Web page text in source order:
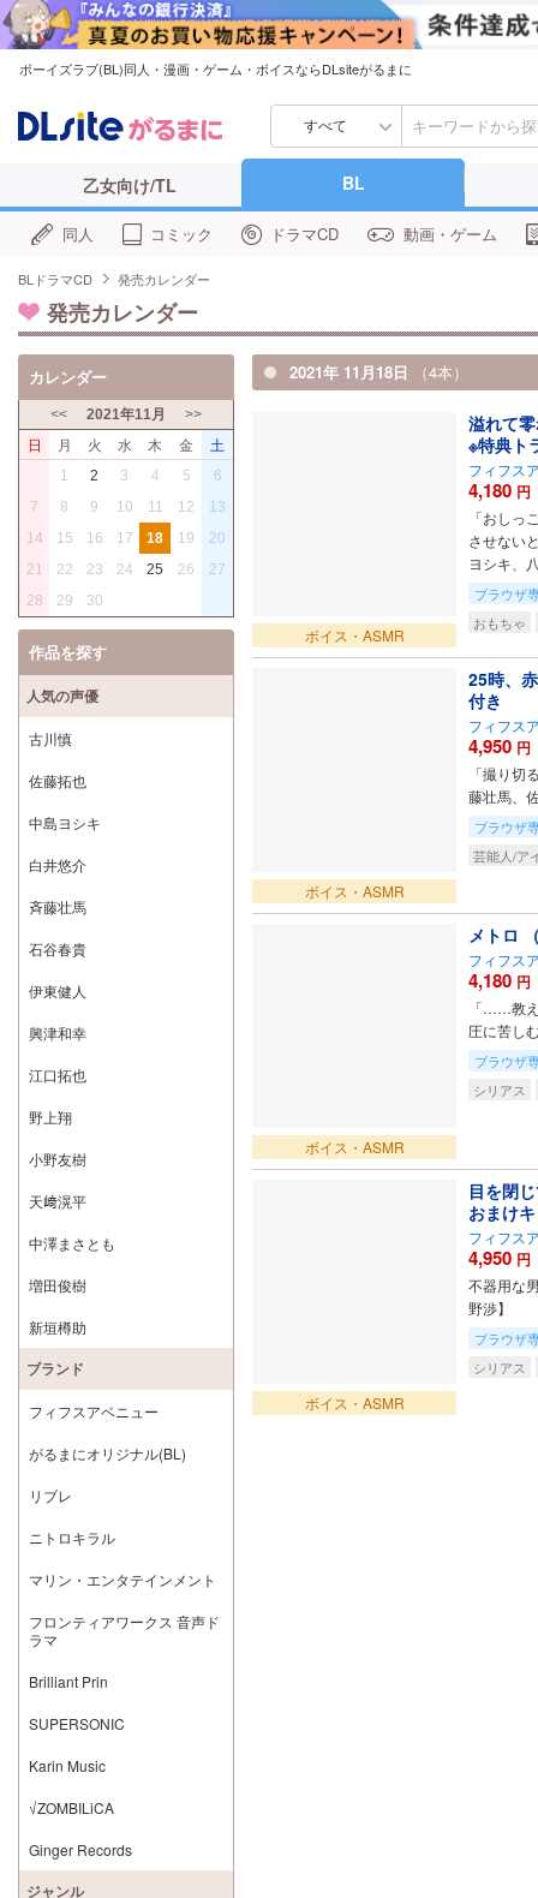
ボーイズラブ(BL)同人・漫画・ゲーム・ボイスならDLsiteがるまに
すべて
乙女向け/TL BL
同人 コミック ドラマCD 動画・ゲーム
BLドラマCD 発売カレンダー
発売カレンダー
2021年 11月18日 （4本）
ボイス・ASMR
溢れて
※特典ト
フィフス
4,180 円
「おしっ
させない
ヨシキ、
ブラウザ
おもちゃ
ボイス・ASMR
25時、
付き
フィフス
4,950 円
「撮り切
藤壮馬、
ブラウザ
芸能人/ア
ボイス・ASMR
メトロ
フィフス
4,180 円
「……教
圧に苦し
ブラウザ
シリアス
ボイス・ASMR
目を閉
おまけ
フィフス
4,950 円
不器用な
野渉】
ブラウザ
シリアス
カレンダー
<< 2021年11月 >>
日 月 火 水 木 金 土
1 2 3 4 5
6
7
8 9 10 11 12
13
14
15 16 17 18 19
20
21
22 23 24 25 26
27
28
29 30
作品を探す
人気の声優
古川慎
佐藤拓也
中島ヨシキ
白井悠介
斉藤壮馬
石谷春貴
伊東健人
興津和幸
江口拓也
野上翔
小野友樹
天﨑滉平
中澤まさとも
増田俊樹
新垣樽助
ブランド
フィフスアベニュー
がるまにオリジナル(BL)
リブレ
ニトロキラル
マリン・エンタテインメント
フロンティアワークス 音声ド
ラマ
Brilliant Prin
SUPERSONIC
Karin Music
√ZOMBILiCA
Ginger Records
ジャンル